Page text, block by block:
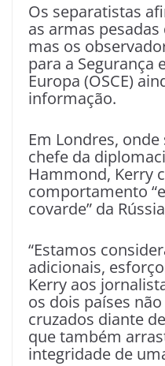
Os separatistas
as armas
mas os
para a Segurança
Europa (OSCE)
informação.
Em Londres,
chefe da
Hammond, Kerry
comportamento
covarde” da
“Estamos
adicionais,
Kerry aos
os dois países
cruzados diante
que também
integridade de